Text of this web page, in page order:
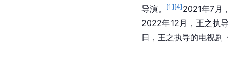
导演。
[1 ][4] 2021年7月
2022年12月，王之执
日，王之执导的电视剧